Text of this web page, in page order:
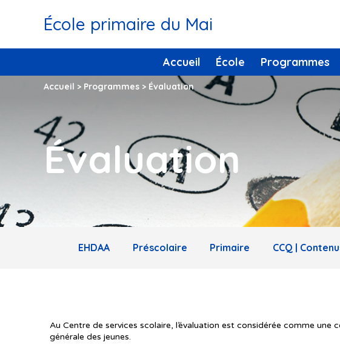
École primaire du Mai
Accueil École Programmes
Accueil > Programmes > Évaluation
Évaluation
EHDAA Préscolaire Primaire CCQ |
Au Centre de services scolaire, l’évaluation est considérée comme
générale des jeunes.